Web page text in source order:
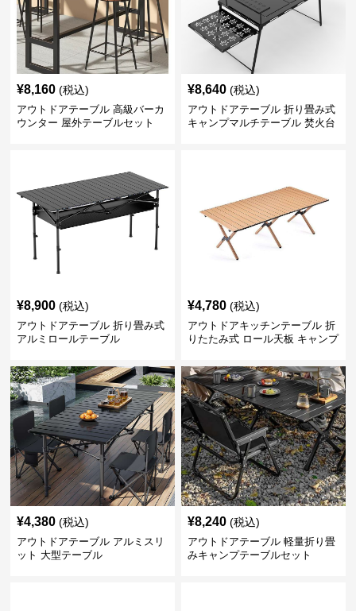
¥8,160 (税込)
アウトドアテーブル 高級バーカ
ウンター 屋外テーブルセット
¥8,640 (税込)
アウトドアテーブル 折り畳み式
キャンプマルチテーブル 焚火台
¥8,900 (税込)
アウトドアテーブル 折り畳み式
アルミロールテーブル
¥4,780 (税込)
アウトドアキッチンテーブル 折
りたたみ式 ロール天板 キャンプ
¥4,380 (税込)
アウトドアテーブル アルミスリ
ット 大型テーブル
¥8,240 (税込)
アウトドアテーブル 軽量折り畳
みキャンプテーブルセット